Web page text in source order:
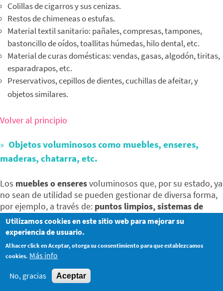
Colillas de cigarros y sus cenizas.
Restos de chimeneas o estufas.
Material textil sanitario: pañales, compresas, tampones,
bastoncillo de oídos, toallitas húmedas, hilo dental, etc.
Material de curas domésticas: vendas, gasas, algodón, tiritas,
esparadrapos, etc.
Preservativos, cepillos de dientes, cuchillas de afeitar, y
objetos similares.
Volver al principio
Objetos voluminosos como muebles, enseres,
maderas, chatarra, etc.
Los muebles o enseresvoluminosos que, por su estado, ya
no sean de utilidad se pueden gestionar de diversa forma,
por ejemplo, a través de: puntos limpios, sistemas de
recogida municipales en lugares y momentos específicos
en la vía pública, o recogida por entidades de interés
social para su reutilización
. Las maderas
se podrían
asimilar a la recogida de muebles, y podrían tratarse
de actividades domésticas se pueden gestionar,
igualmente, a través de los puntos limpios.
Utilizamos cookies en este sitio web para mejorar su
experiencia de usuario.
Al hacer click en Aceptar, otorga su consentimiento para que establezcamos
cookies. Más info
No, gracias Aceptar